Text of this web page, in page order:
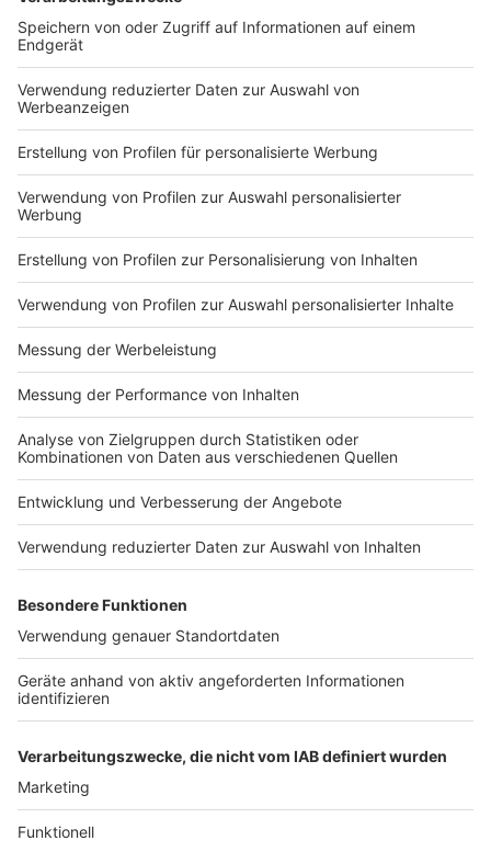
Du möchtest uns etwas sagen?
Studio Hotline
Kontaktformular
Sprachnachricht
Impressum
Nutzungsbedingungen
Jobs
Presse
Archiv
Teilnahmebedingungen
Geschäftsbedingungen
ANTENNE BAYERN GROUP
Kontakt
Studio-Hotline
Werbung
ROCK ANTENNE
Region wechseln